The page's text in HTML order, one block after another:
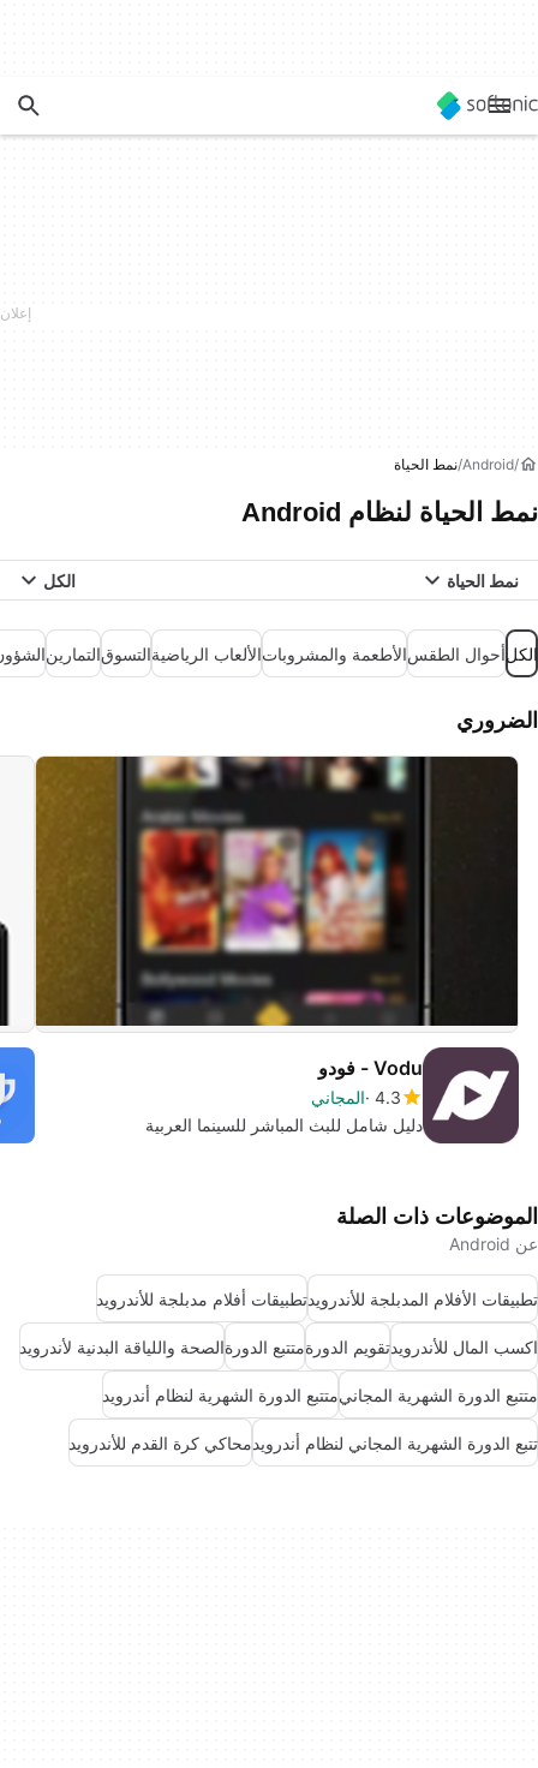
Android نمط الحياة
نمط الحياة لنظام Android
نمط الحياة الكل
الكلأحوال الطقسالأطعمة والمشروباتالألعاب الرياضيةالتسوقالتمارين
الضروري
Vodu - فودو
4.3 المجاني
دليل شامل للبث المباشر للسينما العربية
الموضوعات ذات الصلة
عن Android
تطبيقات الأفلام المدبلجة للأندرويدتطبيقات أفلام مدبلجة للأندرويد
اكسب المال للأندرويدتقويم الدورةمتتبع الدورةالصحة واللياقة البدنية لأندرويد
متتبع الدورة الشهرية المجانيمتتبع الدورة الشهرية لنظام أندرويد
تتبع الدورة الشهرية المجاني لنظام أندرويدمحاكي كرة القدم للأندرويد